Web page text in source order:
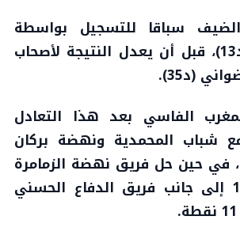
سباقا للتسجيل بواسطة
محمد الفقيه (د13)، قبل أن يعدل النتيجة لأصحاب
(د35).
الفاسي بعد هذا التعادل
مع شباب المحمدية ونهضة بركان
نقطة، في حين حل فريق نهضة الزمامرة
في المركز ال14 إلى جانب فريق الدفاع الحسني